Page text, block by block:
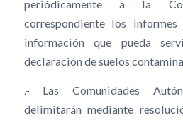
periódicamente a la
correspondiente los
información que pueda
declaración de suelos
.- Las Comunidades
delimitarán mediante